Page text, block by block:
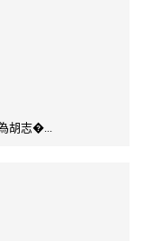
胡志�...